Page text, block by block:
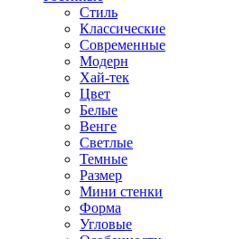
Стиль
Классические
Современные
Модерн
Хай-тек
Цвет
Белые
Венге
Светлые
Темные
Размер
Мини стенки
Форма
Угловые